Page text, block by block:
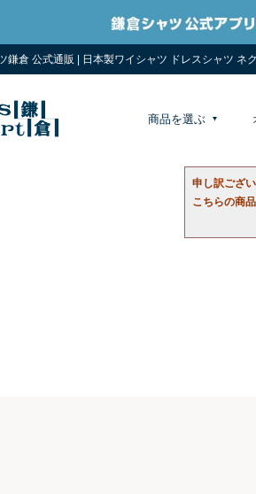
鎌倉 公式通販 | 日本製ワイシャツ ドレスシャツ ネ
商品を選ぶ
申し訳ござい
こちらの商